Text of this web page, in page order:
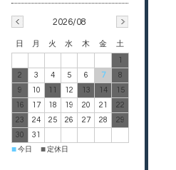
2026/08
日 月 火 水 木 金 土
1
2
3 4 5 6 7
8
9
10 11 12 13 14
15
16
17 18 19 20 21
22
23
24 25 26 27 28
29
30
31
■ 今日 ■ 定休日